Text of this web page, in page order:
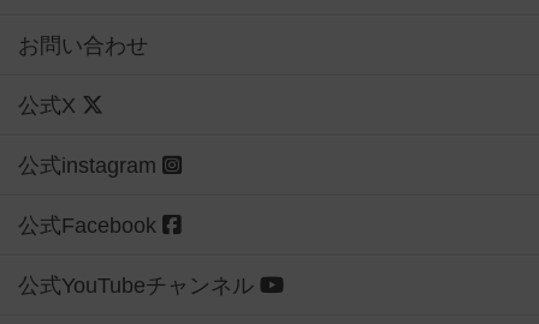
お問い合わせ
公式X
公式instagram
公式Facebook
公式YouTubeチャンネル